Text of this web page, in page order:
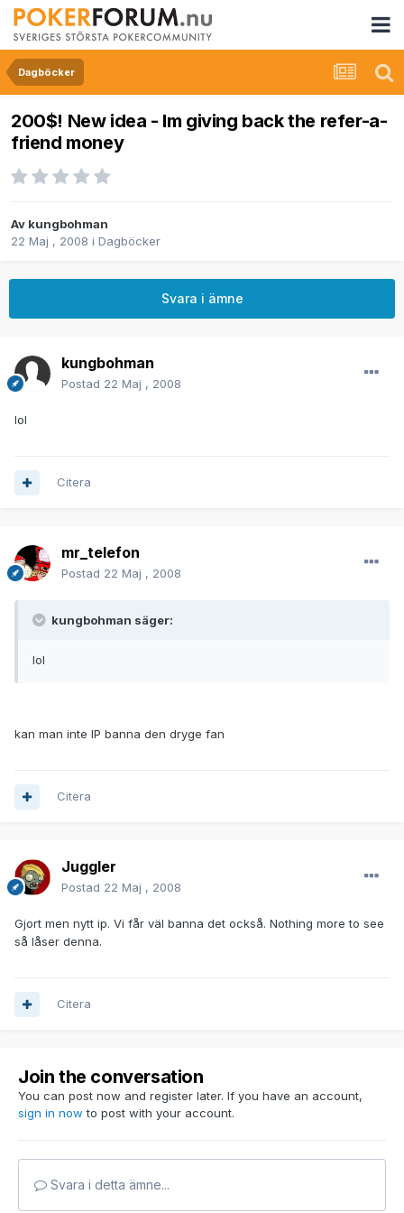
Dagböcker
200$! New idea - Im giving back the refer-a-
friend money
Av kungbohman
22 Maj , 2008 i Dagböcker
Svara i ämne
kungbohman
Postad 22 Maj , 2008
lol
Citera
mr_telefon
Postad 22 Maj , 2008
kungbohman säger:
lol
kan man inte IP banna den dryge fan
Citera
Juggler
Postad 22 Maj , 2008
Gjort men nytt ip. Vi får väl banna det också. Nothing more to see
så låser denna.
Citera
Join the conversation
You can post now and register later. If you have an account,
sign in now to post with your account.
Svara i detta ämne...